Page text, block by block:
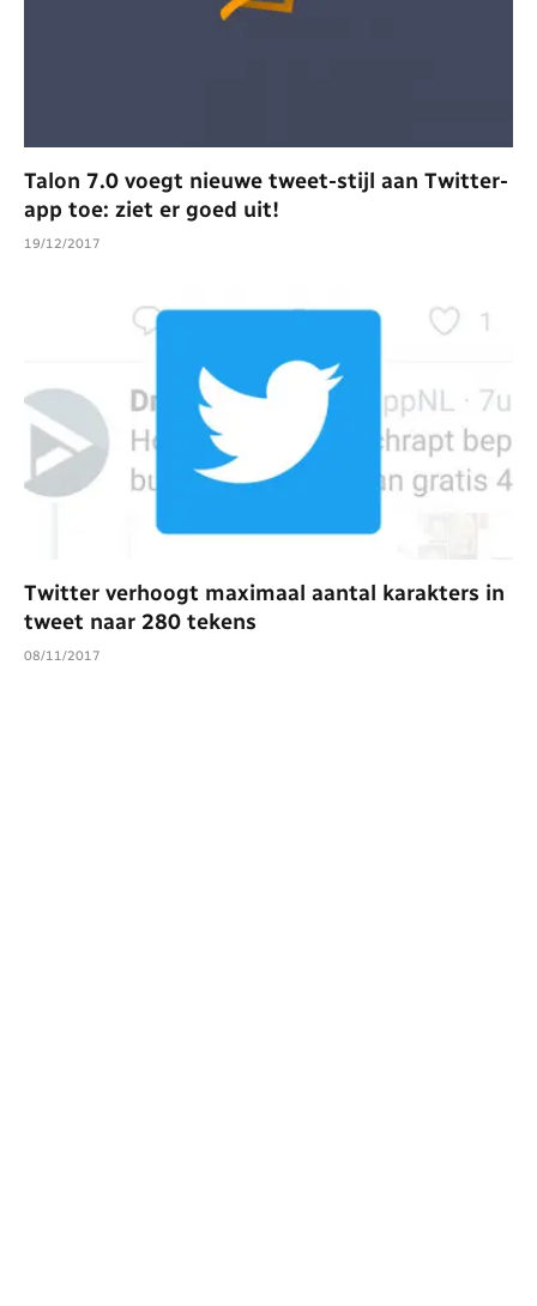
Talon 7.0 voegt nieuwe tweet-stijl aan Twitter-
app toe: ziet er goed uit!
19/12/2017
Twitter verhoogt maximaal aantal karakters in
tweet naar 280 tekens
08/11/2017